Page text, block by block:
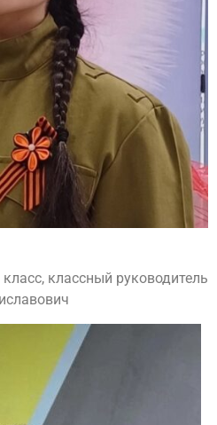
классный руководитель